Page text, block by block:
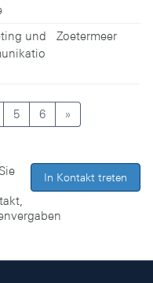
und
Zoetermeer
5 6 »
In Kontakt treten